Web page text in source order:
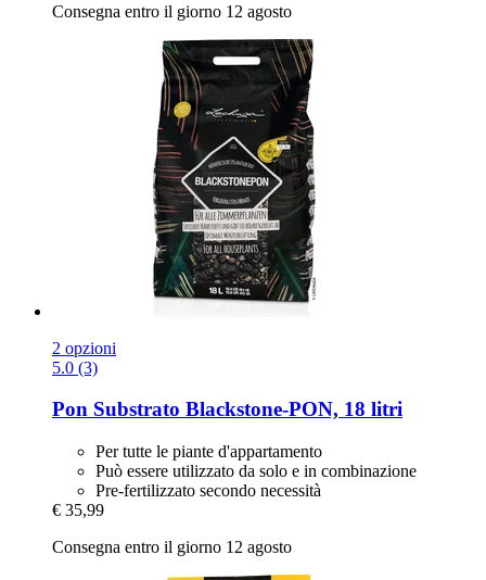
Consegna entro il giorno 12 agosto
2 opzioni
5.0 (3)
Pon Substrato Blackstone-​PON, 18 litri
Per tutte le piante d'appartamento
Può essere utilizzato da solo e in combinazione
Pre-fertilizzato secondo necessità
€ 35,99
Consegna entro il giorno 12 agosto